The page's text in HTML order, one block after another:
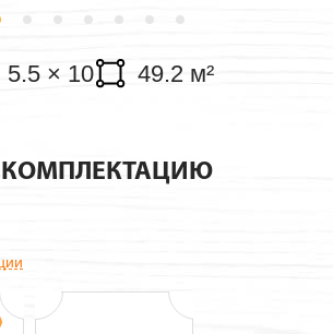
5.5 × 10 49.2 м²
КОМПЛЕКТАЦИЮ